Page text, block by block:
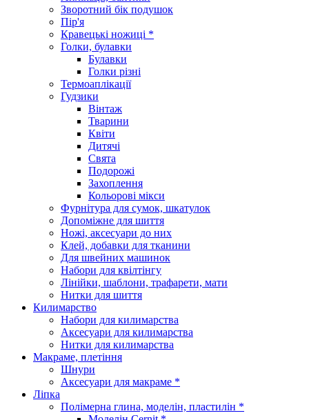
Зворотний бік подушок
Пір'я
Кравецькі ножиці *
Голки, булавки
Булавки
Голки різні
Термоаплікації
Гудзики
Вінтаж
Тварини
Квіти
Дитячі
Свята
Подорожі
Захоплення
Кольорові мікси
Фурнітура для сумок, шкатулок
Допоміжне для шиття
Ножі, аксесуари до них
Клей, добавки для тканини
Для швейних машинок
Набори для квілтінгу
Лінійки, шаблони, трафарети, мати
Нитки для шиття
Килимарство
Набори для килимарства
Аксесуари для килимарства
Нитки для килимарства
Макраме, плетіння
Шнури
Аксесуари для макраме *
Ліпка
Полімерна глина, моделін, пластилін *